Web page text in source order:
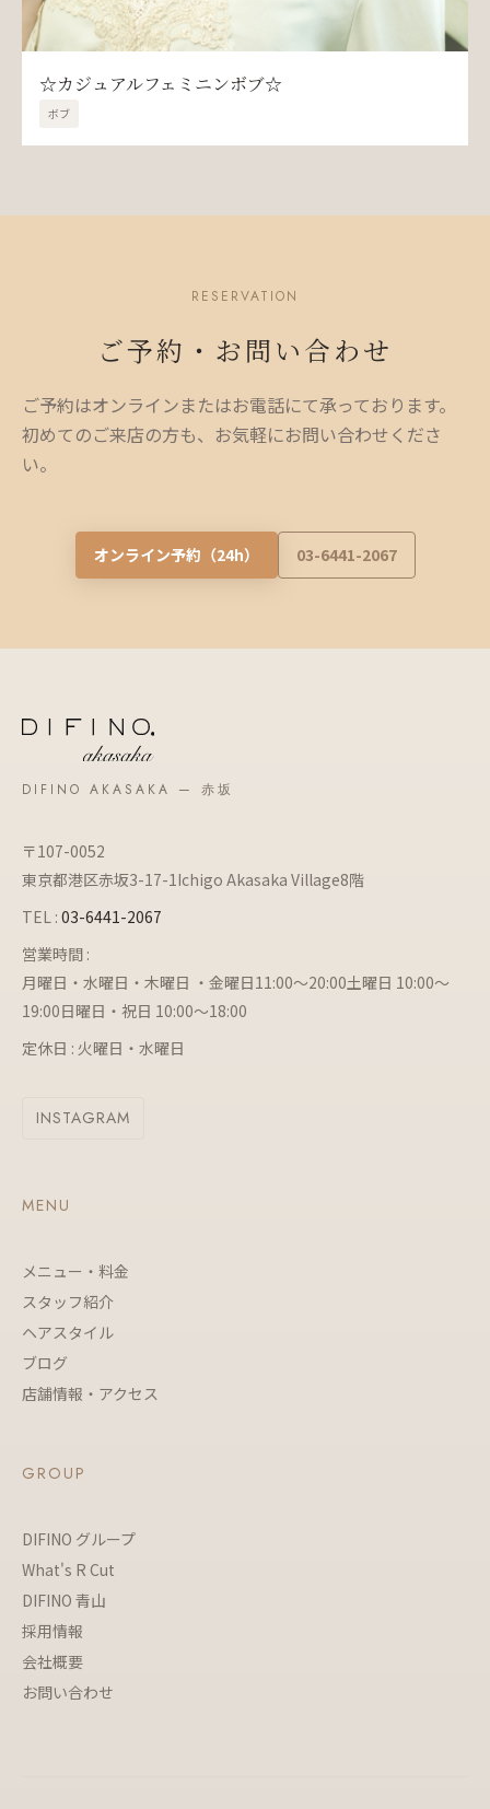
☆カジュアルフェミニンボブ☆
ボブ
RESERVATION
ご予約・お問い合わせ
ご予約はオンラインまたはお電話にて承っております。
初めてのご来店の方も、お気軽にお問い合わせくださ
い。
オンライン予約（24h） 03-6441-2067
DIFINO AKASAKA — 赤坂
〒107-0052
東京都港区赤坂3-17-1Ichigo Akasaka Village8階
TEL : 03-6441-2067
営業時間 :
月曜日・水曜日・木曜日 ・金曜日11:00～20:00土曜日 10:00～
19:00日曜日・祝日 10:00～18:00
定休日 : 火曜日・水曜日
INSTAGRAM
MENU
メニュー・料金
スタッフ紹介
ヘアスタイル
ブログ
店舗情報・アクセス
GROUP
DIFINO グループ
What's R Cut
DIFINO 青山
採用情報
会社概要
お問い合わせ